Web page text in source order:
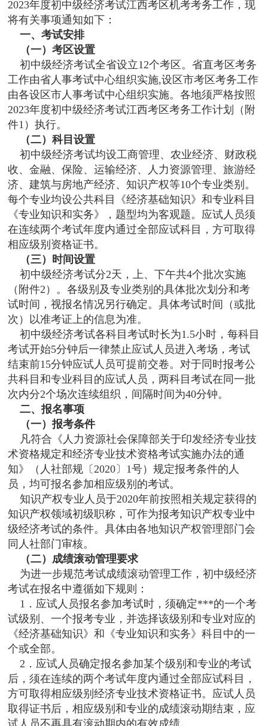
2023年度初中级经济考试江西考区机考考务工作，现
将有关事项通知如下：
一、考试安排
（一）考区设置
初中级经济考试全省设立12个考区。省直考区考务
工作由省人事考试中心组织实施,设区市考区考务工作
由各设区市人事考试中心组织实施。各地须严格按照
2023年度初中级经济考试江西考区考务工作计划（附
件1）执行。
（二）科目设置
初中级经济考试均设工商管理、农业经济、财政税
收、金融、保险、运输经济、人力资源管理、旅游经
济、建筑与房地产经济、知识产权等10个专业类别。
每个专业均设公共科目《经济基础知识》和专业科目
《专业知识和实务》，题型均为客观题。应试人员须
在连续两个考试年度内通过全部应试科目，方可取得
相应级别资格证书。
（三）时间设置
初中级经济考试分2天，上、下午共4个批次实施
（附件2）。各级别及专业类别的具体批次划分和考
试时间，视报名情况另行确定。具体考试时间（或批
次）以准考证上的信息为准。
初中级经济考试各科目考试时长为1.5小时，每科目
考试开始5分钟后一律禁止应试人员进入考场，考试
结束前15分钟应试人员可提前交卷。对于同时报考公
共科目和专业科目的应试人员，两科目考试在同一批
次内分2个场次连续组织，间隔时间为40分钟。
二、报名事项
（一）报考条件
凡符合《人力资源社会保障部关于印发经济专业技
术资格规定和经济专业技术资格考试实施办法的通
知》（人社部规〔2020〕1号）规定报考条件的人
员，均可报名参加相应级别的考试。
知识产权专业人员于2020年前按照相关规定获得的
知识产权领域初级职称，可作为报考知识产权专业中
级经济考试的条件。具体由各地知识产权管理部门会
同人社部门审核。
（二）成绩滚动管理要求
为进一步规范考试成绩滚动管理工作，初中级经济
考试在报名中遵循如下规则：
1．应试人员报名参加考试时，须确定***的一个考
试级别、一个报考专业，并选择该级别和专业对应的
《经济基础知识》和《专业知识和实务》科目中的一
个或全部。
2．应试人员确定报名参加某个级别和专业的考试
后，须在连续的两个考试年度内通过全部应试科目，
方可取得相应级别经济专业技术资格证书。应试人员
取得证书后，相应级别和专业的成绩滚动期结束，应